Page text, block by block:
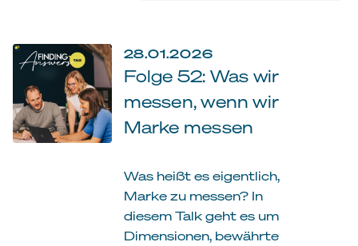
28.01.2026
Folge 52: Was wir
messen, wenn wir
Marke messen
Was heißt es eigentlich,
Marke zu messen? In
diesem Talk geht es um
Dimensionen, bewährte